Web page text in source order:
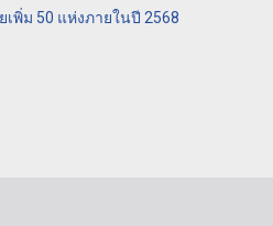
พิ่ม 50 แห่งภายในปี 2568